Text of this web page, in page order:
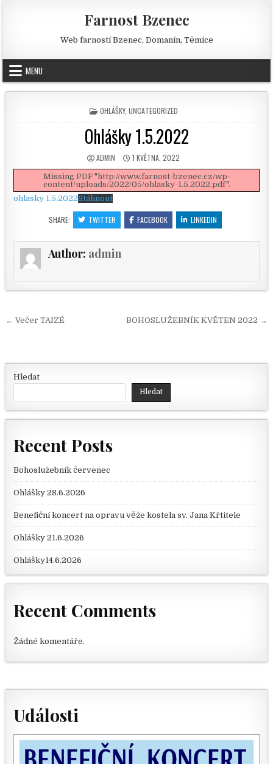
Farnost Bzenec
Web farností Bzenec, Domanín, Těmice
MENU
POSTED IN
OHLÁŠKY, UNCATEGORIZED
Ohlášky 1.5.2022
AUTHOR:
ADMIN PUBLISHED DATE:
1 KVĚTNA, 2022
Missing PDF "http://www.farnost-bzenec.cz/wp-
content/uploads/2022/05/ohlasky-1.5.2022.pdf".
ohlasky 1.5.2022Stáhnout
SHARE: TWITTER FACEBOOK LINKEDIN
Author: admin
Navigace pro příspěvekBOHOSLUŽEBNÍK KVĚTEN 2022 →
← Večer TAIZÉ
Hledat
Hledat
Recent Posts
Bohoslužebník červenec
Ohlášky 28.6.2026
Benefiční koncert na opravu věže kostela sv. Jana Křtitele
Ohlášky 21.6.2026
Ohlášky14.6.2026
Recent Comments
Žádné komentáře.
Události